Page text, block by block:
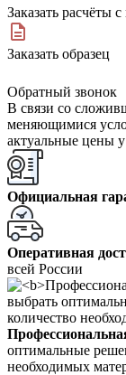
Заказать расчёты
Заказать образец
Обратный звонок
В связи со
меняющимися
актуальные цены
Официальная
Оперативная
всей России
оптимальные
необходимых